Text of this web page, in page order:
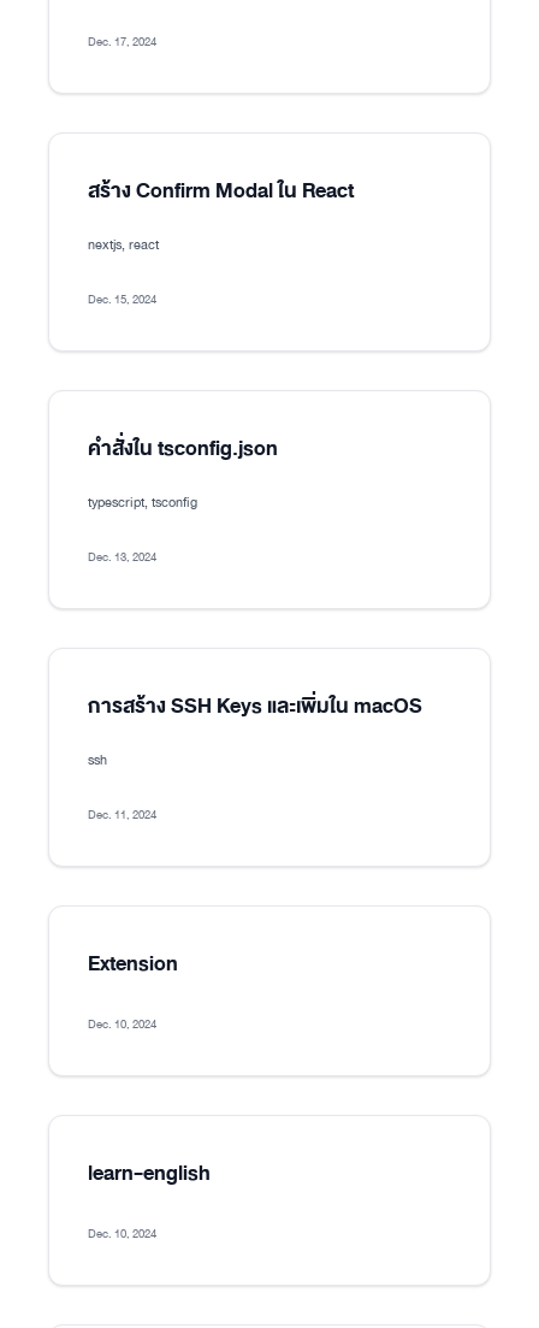
Dec. 17, 2024
สร้าง Confirm Modal ใน React
nextjs, react
Dec. 15, 2024
คำสั่งใน tsconfig.json
typescript, tsconfig
Dec. 13, 2024
การสร้าง SSH Keys และเพิ่มใน macOS
ssh
Dec. 11, 2024
Extension
Dec. 10, 2024
learn-english
Dec. 10, 2024